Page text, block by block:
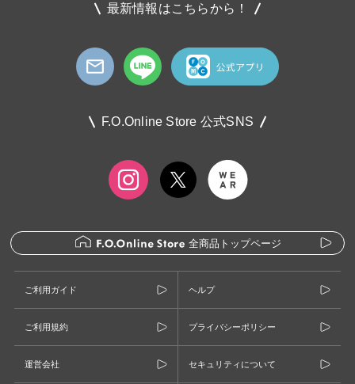
最新情報はこちらから！
F.O.Online Store 公式SNS
全商品トップページ
ご利用ガイド ヘルプ
ご利用規約 プライバシーポリシー
運営会社 セキュリティについて